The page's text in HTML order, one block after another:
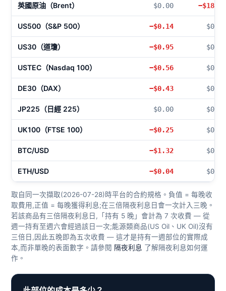
英國原油（Brent） $0.00 −$18.61
US500（S&P 500） −$0.14 $0.00
US30（道瓊） −$0.95 $0.00
USTEC（Nasdaq 100） −$0.56 $0.00
DE30（DAX） −$0.43 $0.00
JP225（日經 225） $0.00 $0.00
UK100（FTSE 100） −$0.25 $0.00
BTC/USD −$1.32 $0.00
ETH/USD −$0.04 $0.00
取自同一次擷取(2026-07-28)時平台的合約規格。負值 = 每晚收
取費用,正值 = 每晚獲得利息;在三倍隔夜利息日會一次計入三晚。
若該商品有三倍隔夜利息日,「持有 5 晚」會計為 7 次收費 — 從
週一持有至週六會經過該日一次;能源類商品(US Oil、UK Oil)沒有
三倍日,因此五晚即為五次收費 — 這才是持有一週部位的實際成
本,而非單晚的表面數字。請參閱 隔夜利息 了解隔夜利息如何運
作。